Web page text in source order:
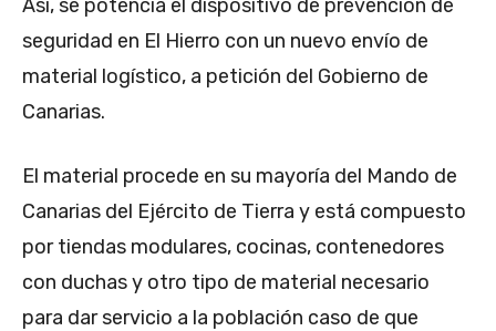
Así, se potencia el dispositivo de prevención de
seguridad en El Hierro con un nuevo envío de
material logístico, a petición del Gobierno de
Canarias.
El material procede en su mayoría del Mando de
Canarias del Ejército de Tierra y está compuesto
por tiendas modulares, cocinas, contenedores
con duchas y otro tipo de material necesario
para dar servicio a la población caso de que